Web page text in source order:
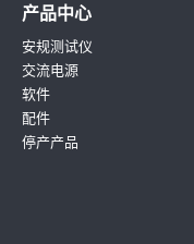
产品中心
安规测试仪
交流电源
软件
配件
停产产品